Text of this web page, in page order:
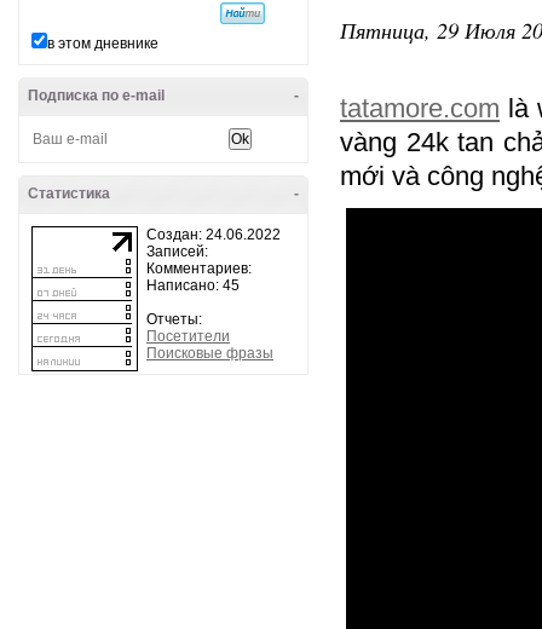
в этом дневнике
-
Подписка по e-mail
-
Статистика
Создан: 24.06.2022
Записей:
Комментариев:
Написано: 45
Отчеты:
Посетители
Поисковые фразы
Пятница, 29 Июля
tatamore.com là
vàng 24k tan
mới và công